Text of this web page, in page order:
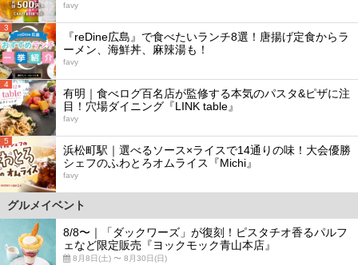
favy
3
『reDine広島』で食べたいランチ8選！唐揚げ定食からラ
ーメン、海鮮丼、麻辣湯も！
favy
4
有明｜食べログ百名店が監修する本気のパスタ&ピザに注
目！穴場ダイニング『LINK table』
favy
5
浜松町駅｜選べるソース×ライスで14通りの味！大会優勝
シェフのふわとろオムライス『Michi』
favy
グルメイベント
8/8〜｜「ダックワーズ」が復刻！ピスタチオ香るパルフ
ェなど限定販売『ヨックモック青山本店』
8月8日(土) 〜 8月30日(日)